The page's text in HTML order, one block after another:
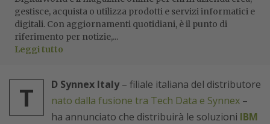
gestisce, acquista o utilizza prodotti e servizi informatici e
digitali. Con aggiornamenti quotidiani, è il punto di
riferimento per notizie,...
Leggi tutto
T D Synnex Italy– filiale italiana del distributore
nato dalla fusione tra Tech Data e Synnex –
ha annunciato che distribuirà le soluzioni IBM